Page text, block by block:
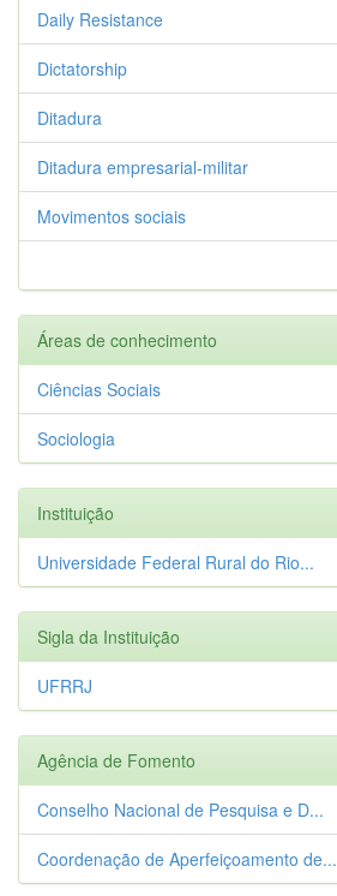
Daily Resistance
Dictatorship
Ditadura
Ditadura empresarial-militar
Movimentos sociais
Áreas de conhecimento
Ciências Sociais
Sociologia
Instituição
Universidade Federal Rural do Rio...
Sigla da Instituição
UFRRJ
Agência de Fomento
Conselho Nacional de Pesquisa e D...
Coordenação de Aperfeiçoamento de...